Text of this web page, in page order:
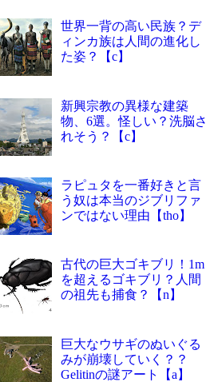
世界一背の高い民族？デ
ィンカ族は人間の進化し
た姿？【c】
新興宗教の異様な建築
物、6選。怪しい？洗脳さ
れそう？【c】
ラピュタを一番好きと言
う奴は本当のジブリファ
ンではない理由【tho】
古代の巨大ゴキブリ！1m
を超えるゴキブリ？人間
の祖先も捕食？【n】
巨大なウサギのぬいぐる
みが崩壊していく？？
Gelitinの謎アート【a】